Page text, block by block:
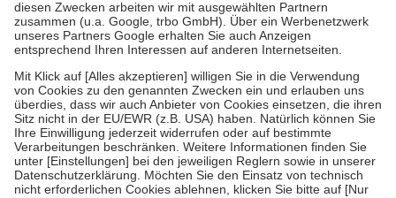
Zuzahlung zehn Prozent der Kosten sowie zehn Euro je
Verordnung.
Um das Engagement der Versicherten für ihre eigene Gesundheit zu
stärken und die besondere Stellung der Familie zu unterstützen,
fallenkeine Zuzahlungenan bei:
• Kindern und Jugendlichen bis zum vollendeten 18. Lebensjahr
mit Ausnahme der Fahrkosten
• Untersuchungen zur Vorsorge und Früherkennung, die von der
GKV getragen werden
• empfohlenen Schutzimpfungen
• Harn- und Blutteststreifen